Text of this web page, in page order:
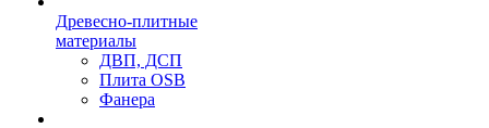
Древесно-плитные
материалы
ДВП, ДСП
Плита OSB
Фанера